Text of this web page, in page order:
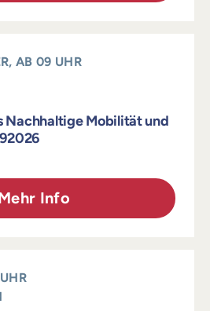
AB 09 UHR
Nachhaltige Mobilität und
Info